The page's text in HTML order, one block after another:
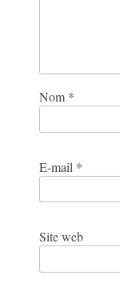
Nom *
E-mail *
Site web